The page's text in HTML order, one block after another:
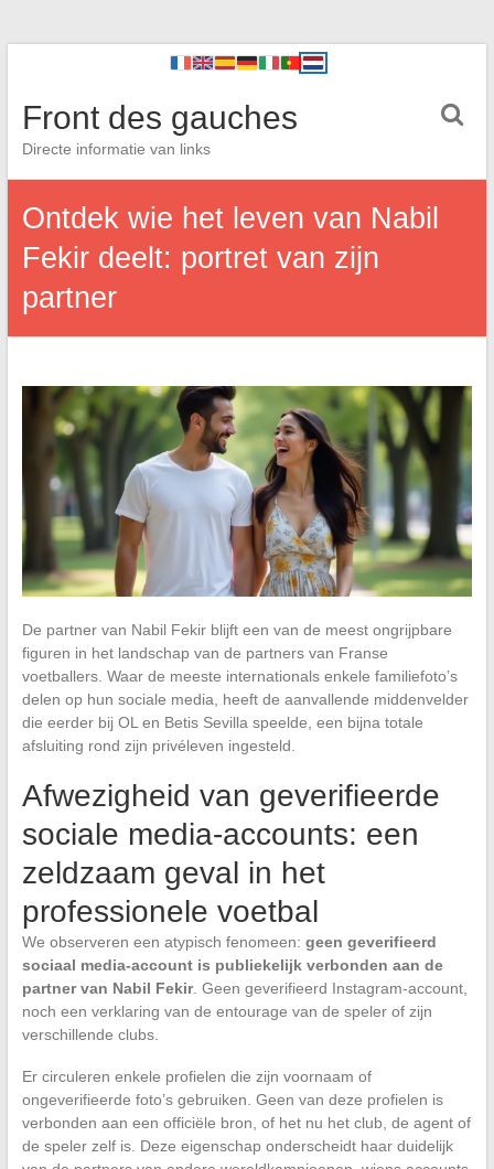
Front des gauches
Directe informatie van links
Ontdek wie het leven van Nabil
Fekir deelt: portret van zijn
partner
De partner van Nabil Fekir blijft een van de meest ongrijpbare
figuren in het landschap van de partners van Franse
voetballers. Waar de meeste internationals enkele familiefoto’s
delen op hun sociale media, heeft de aanvallende middenvelder
die eerder bij OL en Betis Sevilla speelde, een bijna totale
afsluiting rond zijn privéleven ingesteld.
Afwezigheid van geverifieerde
sociale media-accounts: een
zeldzaam geval in het
professionele voetbal
We observeren een atypisch fenomeen: geen geverifieerd
sociaal media-account is publiekelijk verbonden aan de
partner van Nabil Fekir. Geen geverifieerd Instagram-account,
noch een verklaring van de entourage van de speler of zijn
verschillende clubs.
Er circuleren enkele profielen die zijn voornaam of
ongeverifieerde foto’s gebruiken. Geen van deze profielen is
verbonden aan een officiële bron, of het nu het club, de agent of
de speler zelf is. Deze eigenschap onderscheidt haar duidelijk